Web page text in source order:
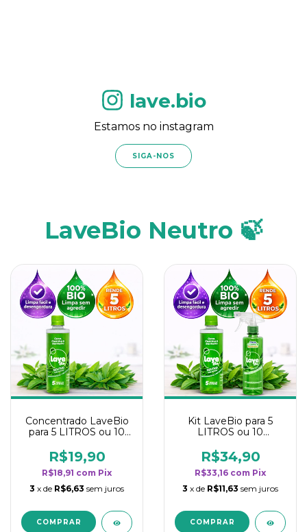
lave.bio
Estamos no instagram
SIGA-NOS
LaveBio Neutro 🍃
Concentrado LaveBio
para 5 LITROS ou 10
rendimento da
categoria - Neutro
R$19,90
R$18,91 com Pix
3 x de R$6,63 sem juros
Kit LaveBio para 5
LITROS ou 10
rendimento da
categoria - Neutro
R$34,90
R$33,16 com Pix
3 x de R$11,63 sem juros